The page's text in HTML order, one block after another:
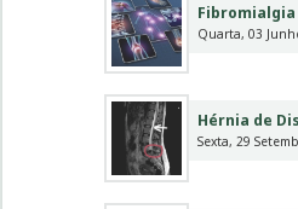
Fibromialgia
Quarta, 03
Hérnia de
Sexta, 29